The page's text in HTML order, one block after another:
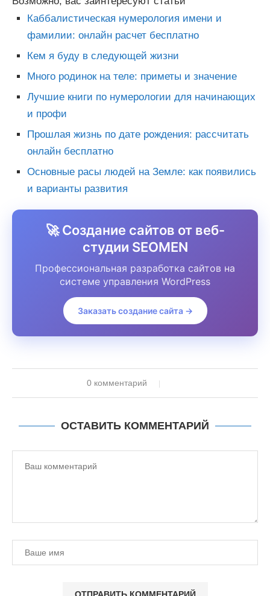
Каббалистическая нумерология имени и
фамилии: онлайн расчет бесплатно
Кем я буду в следующей жизни
Много родинок на теле: приметы и значение
Лучшие книги по нумерологии для начинающих
и профи
Прошлая жизнь по дате рождения: рассчитать
онлайн бесплатно
Основные расы людей на Земле: как появились
и варианты развития
🚀 Создание сайтов от веб-
студии SEOMEN
Профессиональная разработка сайтов на
системе управления WordPress
Заказать создание сайта →
0 комментарий
ОСТАВИТЬ КОММЕНТАРИЙ